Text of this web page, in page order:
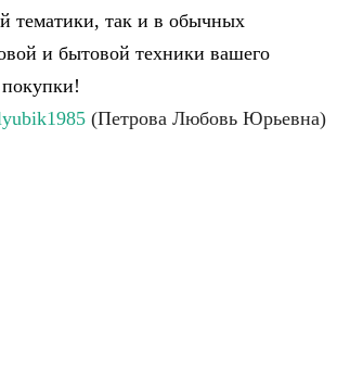
тематики, так и в обычных
и бытовой техники вашего
(Петрова Любовь Юрьевна)